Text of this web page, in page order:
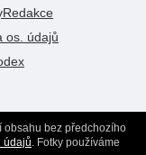
Redakce
os. údajů
obsahu bez předchozího
údajů. Fotky používáme